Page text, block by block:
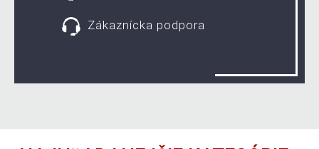
Zákaznícka podpora